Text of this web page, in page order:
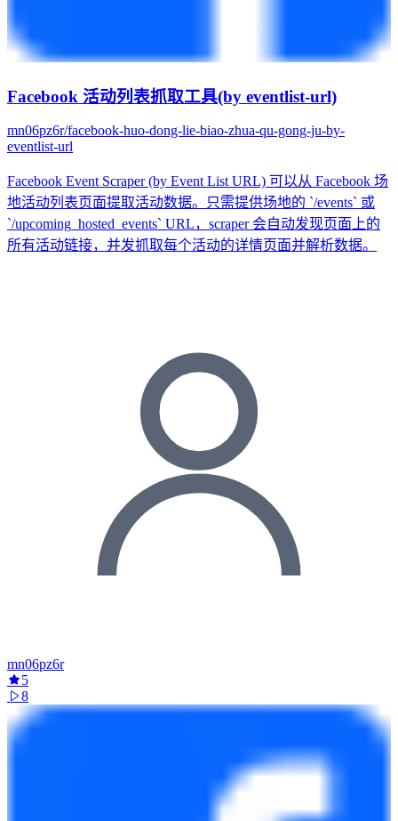
Facebook 活动列表抓取工具(by eventlist-url)
mn06pz6r/facebook-huo-dong-lie-biao-zhua-qu-gong-ju-by-
eventlist-url
Facebook Event Scraper (by Event List URL) 可以从 Facebook 场
地活动列表页面提取活动数据。只需提供场地的 `/events` 或
`/upcoming_hosted_events` URL，scraper 会自动发现页面上的
所有活动链接，并发抓取每个活动的详情页面并解析数据。
mn06pz6r
5
8